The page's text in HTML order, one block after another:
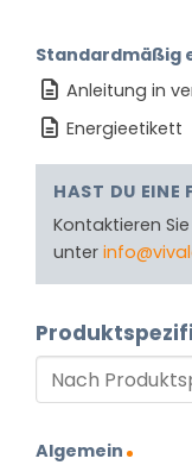
Standardmäßig
Anleitung in
Energieetikett
HAST DU EINE
Kontaktieren
unter
Algemein